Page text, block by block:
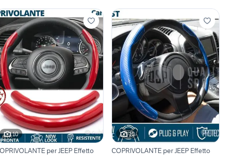
10
per JEEP Effetto
10
COPRIVOLANTE per JEEP Effetto